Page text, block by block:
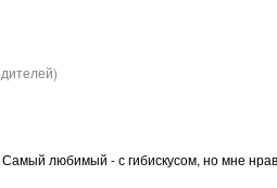
любимый - с гибискусом, но мне